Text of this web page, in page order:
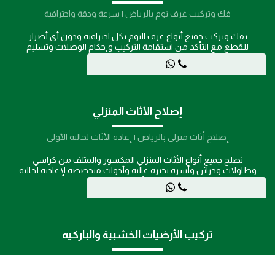
فك وتركيب غرف نوم بالرياض | سرعة ودقة واحترافية
نفك ونركب جميع أنواع غرف النوم بكل احترافية ودون أي أضرار
للقطع مع التأكد من استقامة التركيب وإحكام الوصلات وتسليم
العمل بشكل مثالي.
إصلاح الأثاث المنزلي
إصلاح أثاث منزلي بالرياض | إعادة الأثاث لحالته الأولى
نصلح جميع أنواع الأثاث المنزلي المكسور والمتلف من كراسي
وطاولات وخزائن وأسرة بخبرة عالية وأدوات متخصصة لإعادته لحالته
تركيب الأرضيات الخشبية والباركيه